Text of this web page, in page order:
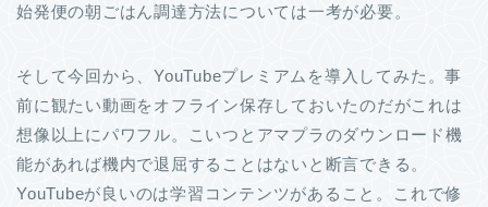
始発便の朝ごはん調達方法については一考が必要。
そして今回から、YouTubeプレミアムを導入してみた。事
前に観たい動画をオフライン保存しておいたのだがこれは
想像以上にパワフル。こいつとアマプラのダウンロード機
能があれば機内で退屈することはないと断言できる。
YouTubeが良いのは学習コンテンツがあること。これで修